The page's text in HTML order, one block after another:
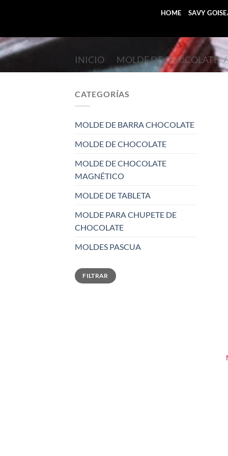
HOME SAVY
INICIO MOLDE DE CHOCOLATE /
CATEGORÍAS
MOLDE DE BARRA CHOCOLATE
MOLDE DE CHOCOLATE
MOLDE DE CHOCOLATE
MAGNÉTICO
MOLDE DE TABLETA
MOLDE PARA CHUPETE DE
CHOCOLATE
MOLDES PASCUA
Precio
mínimo
Precio
máximo
FILTRAR